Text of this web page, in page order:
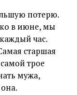
потерю.
в июне, мы
час.
старшая
трое
мужа,